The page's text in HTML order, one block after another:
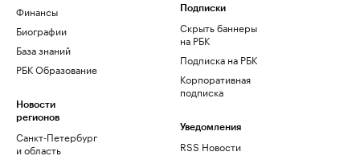
Финансы
Биографии
База знаний
РБК Образование
Новости
регионов
Санкт-Петербург
и область
Подписки
Скрыть баннеры
на РБК
Подписка на РБК
Корпоративная
подписка
Уведомления
RSS Новости